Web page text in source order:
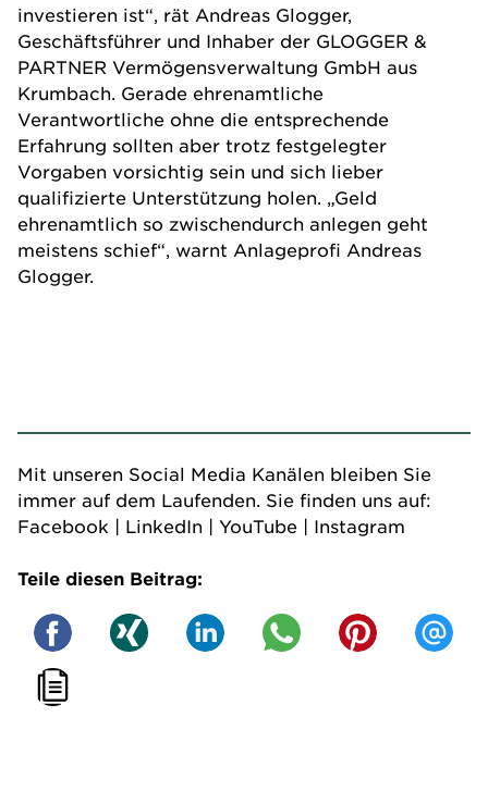
investieren ist“, rät Andreas Glogger,
Geschäftsführer und Inhaber der GLOGGER &
PARTNER Vermögensverwaltung GmbH aus
Krumbach. Gerade ehrenamtliche
Verantwortliche ohne die entsprechende
Erfahrung sollten aber trotz festgelegter
Vorgaben vorsichtig sein und sich lieber
qualifizierte Unterstützung holen. „Geld
ehrenamtlich so zwischendurch anlegen geht
meistens schief“, warnt Anlageprofi Andreas
Glogger.
Mit unseren Social Media Kanälen bleiben Sie
immer auf dem Laufenden. Sie finden uns auf:
Facebook | LinkedIn | YouTube | Instagram
Teile diesen Beitrag: